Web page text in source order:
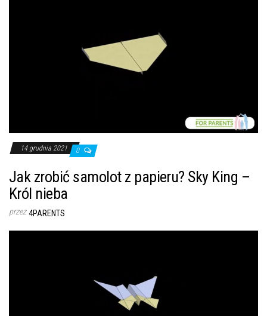
14 grudnia 2021 0
Jak zrobić samolot z papieru? Sky King –
Król nieba
przez 4PARENTS